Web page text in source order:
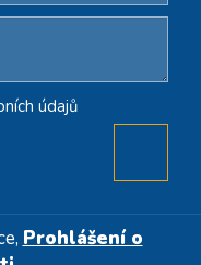
údajů
Prohlášení o